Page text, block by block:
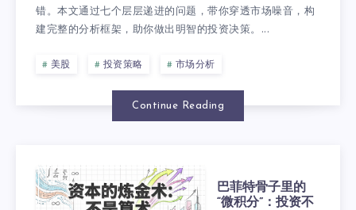
错。本文通过七个层层递进的问题，带你穿透市场噪音，构
建完整的分析框架，助你做出明智的投资决策。...
美股 投资策略 市场分析
Continue Reading
巴菲特骨子里的
“微积分”：投资不